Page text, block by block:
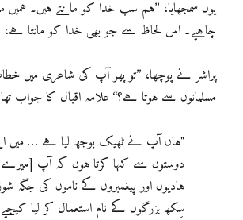
یوں سمجھایا، ’’ہم سب خدا کو مانتے ہیں۔
چاہیے۔ اس لحاظ سے جو بھی خدا کو مانتا ہے،
پراشر نے پوچھا، ’’تو پھر آپ کی شاعری میں
مسلمانوں سے ہوتا ہے؟‘‘ علامہ اقبال کا جواب
"ہاں آپ نے ٹھیک بوجھ لیا ہے … میں
دوستوں سے کہا کرتا ہوں کہ آپ [میرے
ہادیوں اور پیغمبروں کے ناموں کی جگہ
سِکھ بزرگوں کے نام استعمال کر لیا